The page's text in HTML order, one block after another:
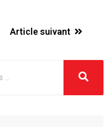
Article suivant